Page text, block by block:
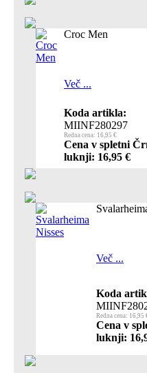
Croc Men
Več ...
Koda artikla:
MIINF280297
Redna cena: 16,95 €
Cena v spletni
luknji: 16,95 €
Več ...
Koda
Redna cena: 16,95
Cena v
luknji: